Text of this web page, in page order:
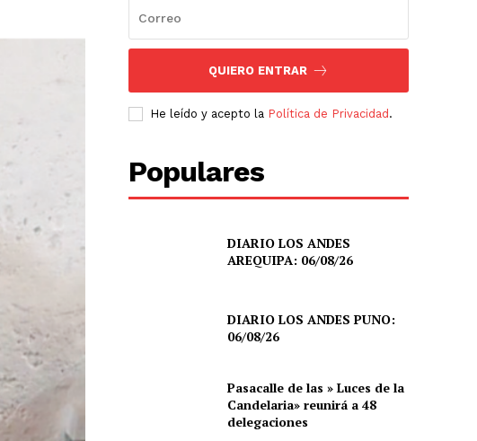
QUIERO ENTRAR
He leído y acepto la Política de Privacidad .
Populares
DIARIO LOS ANDES
AREQUIPA: 06/08/26
DIARIO LOS ANDES PUNO:
06/08/26
Pasacalle de las » Luces de la
Candelaria» reunirá a 48
delegaciones